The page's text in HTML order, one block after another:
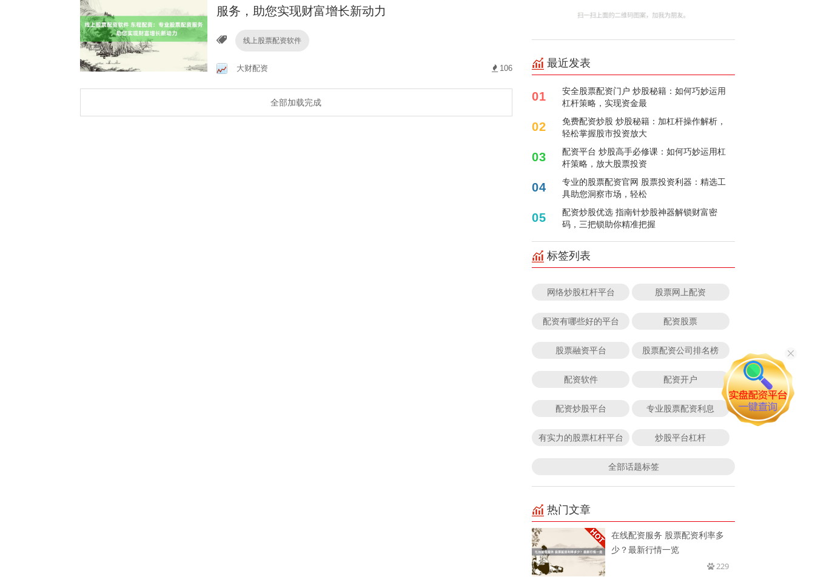
服务，助您实现财富增长新动力
线上股票配资软件
大财配资 106
全部加载完成
最近发表
01
安全股票配资门户 炒股秘籍：如何巧妙运用
杠杆策略，实现资金最
02
免费配资炒股 炒股秘籍：加杠杆操作解析，
轻松掌握股市投资放大
03
配资平台 炒股高手必修课：如何巧妙运用杠
杆策略，放大股票投资
04
专业的股票配资官网 股票投资利器：精选工
具助您洞察市场，轻松
05
配资炒股优选 指南针炒股神器解锁财富密
码，三把锁助你精准把握
标签列表
网络炒股杠杆平台 股票网上配资
配资有哪些好的平台 配资股票
股票融资平台 股票配资公司排名榜
配资软件 配资开户
配资炒股平台 专业股票配资利息
有实力的股票杠杆平台 炒股平台杠杆
全部话题标签
热门文章
在线配资服务 股票配资利率多
少？最新行情一览
229